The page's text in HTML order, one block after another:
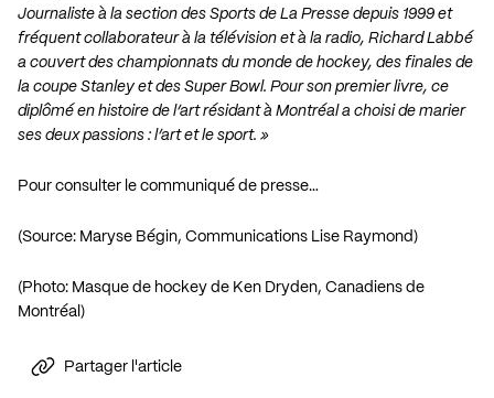
Journaliste à la section des Sports de La Presse depuis 1999 et
fréquent collaborateur à la télévision et à la radio, Richard Labbé
a couvert des championnats du monde de hockey, des finales de
la coupe Stanley et des Super Bowl. Pour son premier livre, ce
diplômé en histoire de l’art résidant à Montréal a choisi de marier
ses deux passions : l’art et le sport. »
Pour consulter le communiqué de presse…
(Source: Maryse Bégin, Communications Lise Raymond)
(Photo: Masque de hockey de Ken Dryden, Canadiens de
Montréal )
Partager l'article